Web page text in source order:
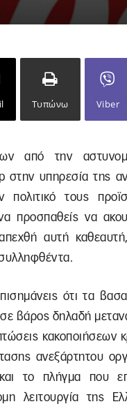
Τυπώνω Viber
από την
στην υπηρεσία της
τους
προσπαθείς να
αυτή
ότι τα
βάρος δηλαδή
ανεξάρτητου
το πλήγμα που
λειτουργία της